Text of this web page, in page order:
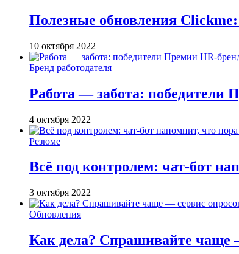
Полезные обновления Clickme:
10 октября 2022
Бренд работодателя
Работа — забота: победители
4 октября 2022
Резюме
Всё под контролем: чат-бот
3 октября 2022
Обновления
Как дела? Спрашивайте чаще